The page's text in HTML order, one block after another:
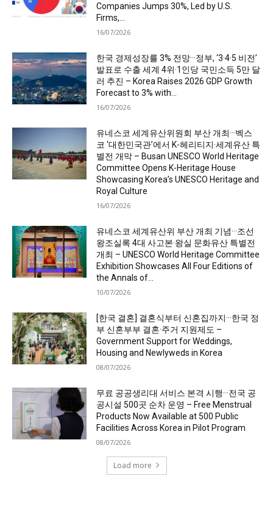
Companies Jumps 30%, Led by U.S.
Firms,...
16/07/2026
한국 경제성장률 3% 전망···정부, ‘3·4·5 비전’
발표로 수출 세계 4위·1인당 국민소득 5만 달
러 추진 – Korea Raises 2026 GDP Growth
Forecast to 3% with...
16/07/2026
유네스코 세계유산위원회 부산 개최···벡스
코 ‘대한민국관’에서 K-헤리티지·세계유산 특
별전 개막 – Busan UNESCO World Heritage
Committee Opens K-Heritage House
Showcasing Korea’s UNESCO Heritage and
Royal Culture
16/07/2026
유네스코 세계유산위 부산 개최 기념···조선
왕조실록 4대 사고본·왕실 문화유산 특별전
개최 – UNESCO World Heritage Committee
Exhibition Showcases All Four Editions of
the Annals of...
10/07/2026
[한국 결혼] 결혼식부터 신혼집까지···한국 정
부 신혼부부 결혼·주거 지원제도 –
Government Support for Weddings,
Housing and Newlyweds in Korea
08/07/2026
무료 공공생리대 서비스 본격 시행···전국 공
공시설 500곳 순차 운영 – Free Menstrual
Products Now Available at 500 Public
Facilities Across Korea in Pilot Program
08/07/2026
Load more